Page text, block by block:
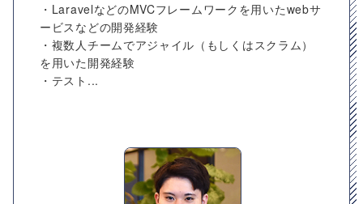
・LaravelなどのMVCフレームワークを用いたwebサ
ービスなどの開発経験
・複数人チームでアジャイル（もしくはスクラム）
を用いた開発経験
・テスト...